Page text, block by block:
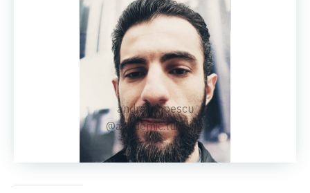
DRD. AS.ING.
Andrei Popescu
andrei.popescu
@academic.tuiasi.ro